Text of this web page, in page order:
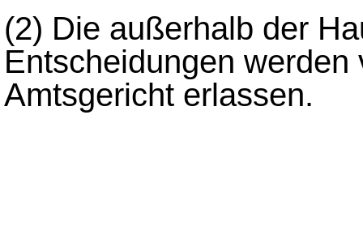
(2) Die außerhalb der
Entscheidungen
Amtsgericht erlassen.